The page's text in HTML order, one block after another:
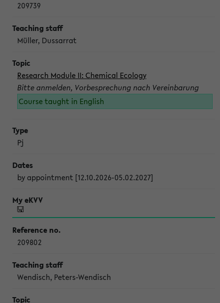
209739
Müller, Dussarrat
Research Module II: Chemical Ecology
Bitte anmelden, Vorbesprechung nach Vereinbarung
Course taught in English
Pj
by appointment [12.10.2026-05.02.2027]
209802
Wendisch, Peters-Wendisch